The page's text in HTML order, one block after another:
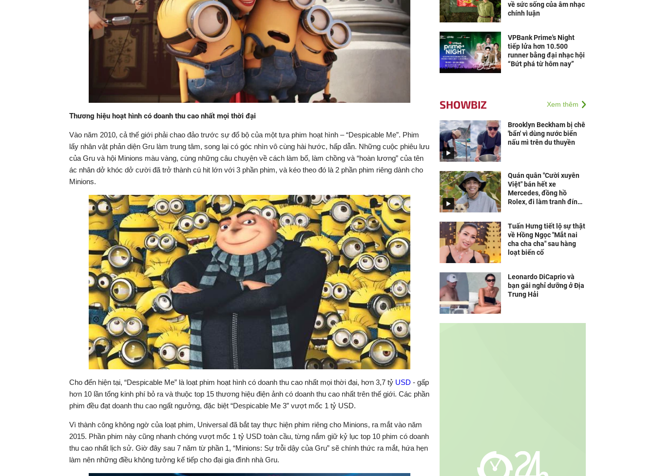
Thương hiệu hoạt hình có doanh thu cao nhất mọi thời đại
Vào năm 2010, cả thế giới phải chao đảo trước sự đổ bộ của một tựa phim hoạt hình – “Despicable Me”. Phim
lấy nhân vật phản diện Gru làm trung tâm, song lại có góc nhìn vô cùng hài hước, hấp dẫn. Những cuộc phiêu lưu
của Gru và hội Minions màu vàng, cùng những câu chuyện về cách làm bố, làm chồng và “hoàn lương” của tên
ác nhân dở khóc dở cười đã trở thành cú hit lớn với 3 phần phim, và kéo theo đó là 2 phần phim riêng dành cho
Minions.
Cho đến hiện tại, “Despicable Me” là loạt phim hoạt hình có doanh thu cao nhất mọi thời đại, hơn 3,7 tỷ USD - gấp
hơn 10 lần tổng kinh phí bỏ ra và thuộc top 15 thương hiệu điện ảnh có doanh thu cao nhất trên thế giới. Các phần
phim đều đạt doanh thu cao ngất ngưởng, đặc biệt “Despicable Me 3” vượt mốc 1 tỷ USD.
Vì thành công không ngờ của loạt phim, Universal đã bắt tay thực hiện phim riêng cho Minions, ra mắt vào năm
2015. Phần phim này cũng nhanh chóng vượt mốc 1 tỷ USD toàn cầu, từng nắm giữ kỷ lục top 10 phim có doanh
thu cao nhất lịch sử. Giờ đây sau 7 năm từ phần 1, “Minions: Sự trỗi dậy của Gru” sẽ chính thức ra mắt, hứa hẹn
làm nên những điều không tưởng kế tiếp cho đại gia đình nhà Gru.
về sức sống của âm nhạc
chính luận
VPBank Prime's Night
tiếp lửa hơn 10.500
runner bằng đại nhạc hội
“Bứt phá từ hôm nay”
SHOWBIZ Xem thêm
Brooklyn Beckham bị chê
'bẩn' vì dùng nước biển
nấu mì trên du thuyền
Quán quân "Cười xuyên
Việt" bán hết xe
Mercedes, đồng hồ
Rolex, đi làm tranh đính
Tuấn Hưng tiết lộ sự thật
về Hồng Ngọc "Mắt nai
cha cha cha" sau hàng
loạt biến cố
Leonardo DiCaprio và
bạn gái nghỉ dưỡng ở Địa
Trung Hải